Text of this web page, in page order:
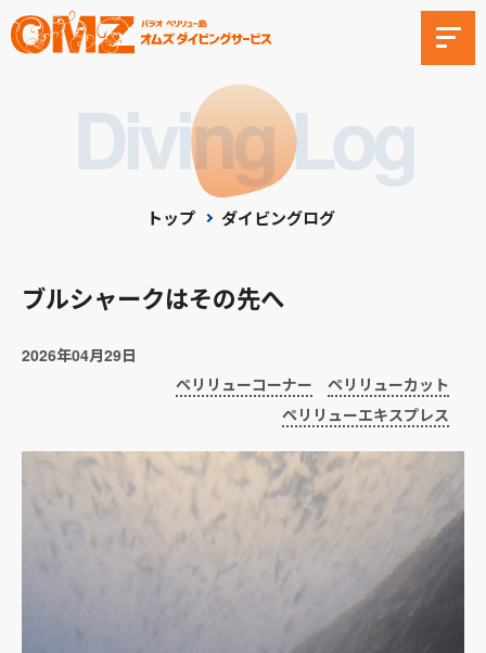
Diving Log
トップ ダイビングログ
ブルシャークはその先へ
2026年04月29日
ペリリューコーナー
ペリリューカット
ペリリューエキスプレス